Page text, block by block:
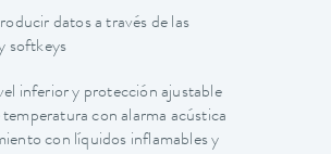
datos a través de las
softkeys
inferior y protección ajustable
con alarma acústica
con líquidos inflamables y